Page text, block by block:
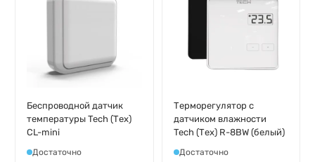
Беспроводной датчик
температуры Tech (Тех)
CL-mini
Достаточно
Терморегулятор c
датчиком влажности
Tech (Тех) R-8BW (белый)
Достаточно